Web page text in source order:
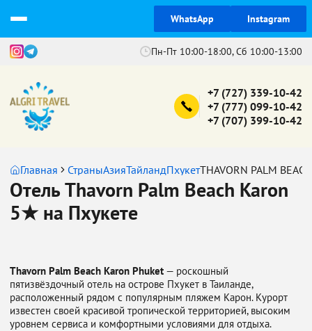
WhatsApp Instagram
Пн-Пт 10:00-18:00, Сб 10:00-13:00
+7 (727) 339-10-42
+7 (777) 099-10-42
+7 (707) 399-10-42
Главная СтраныАзияТайландПхукетTHAVORN PALM
Отель Thavorn Palm Beach Karon
5★ на Пхукете
Thavorn Palm Beach Karon Phuket — роскошный
пятизвёздочный отель на острове Пхукет в Таиланде,
расположенный рядом с популярным пляжем Карон. Курорт
известен своей красивой тропической территорией, высоким
уровнем сервиса и комфортными условиями для отдыха.